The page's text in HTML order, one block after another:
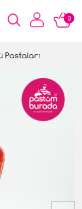
0
Pastaları